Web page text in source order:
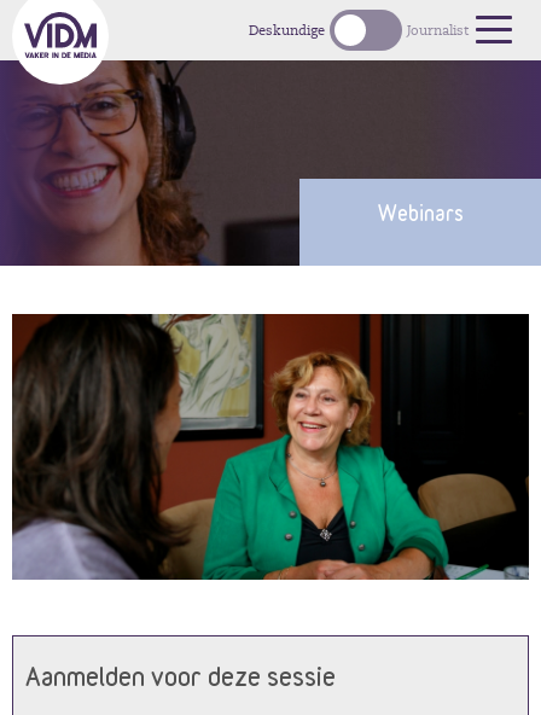
Deskundige Journalist
Webinars
Aanmelden voor deze sessie